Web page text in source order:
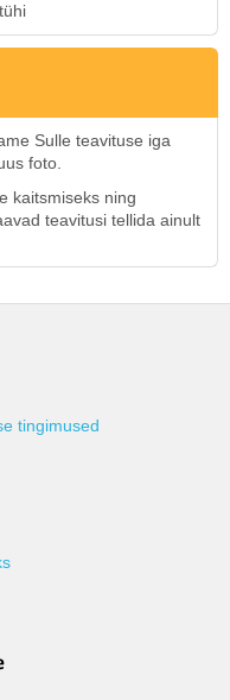
Sulle teavituse iga
foto.
kaitsmiseks ning
teavitusi tellida ainult
tingimused